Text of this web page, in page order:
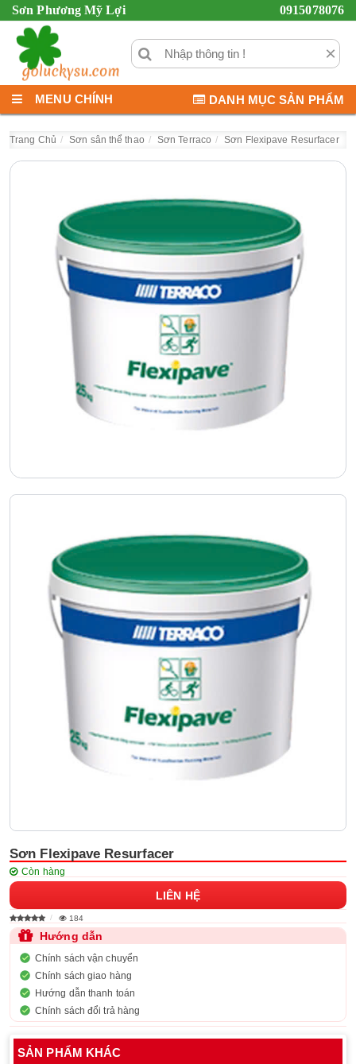
Sơn Phương Mỹ Lợi 0915078076
×
MENU CHÍNH DANH MỤC SẢN PHẨM
Trang Chủ Sơn sân thể thao Sơn Terraco Sơn Flexipave Resurfacer
Sơn Flexipave Resurfacer
Còn hàng
LIÊN HỆ
184
Hướng dẫn
Chính sách vận chuyển
Chính sách giao hàng
Hướng dẫn thanh toán
Chính sách đổi trả hàng
SẢN PHẨM KHÁC